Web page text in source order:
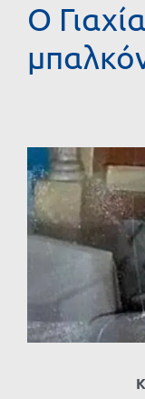
Ο
Προβολή
μεγαλύτερης
εικόνας